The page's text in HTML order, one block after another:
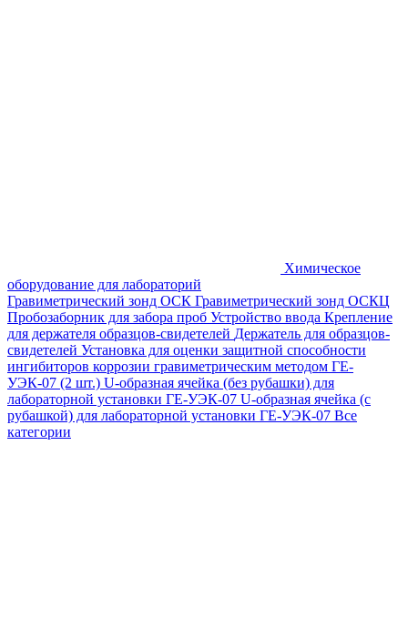
Химическое
оборудование для лабораторий
Гравиметрический зонд ОСК Гравиметрический зонд ОСКЦ
Пробозаборник для забора проб Устройство ввода Крепление
для держателя образцов-свидетелей Держатель для образцов-
свидетелей Установка для оценки защитной способности
ингибиторов коррозии гравиметрическим методом ГЕ-
УЭК-07 (2 шт.) U-образная ячейка (без рубашки) для
лабораторной установки ГЕ-УЭК-07 U-образная ячейка (с
рубашкой) для лабораторной установки ГЕ-УЭК-07 Все
категории